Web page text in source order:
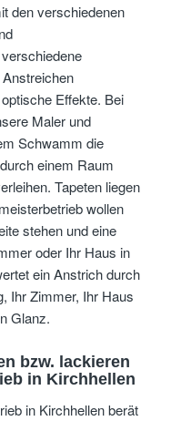
den verschiedenen
Effekte. Bei
Maler und
Schwamm die
einem Raum
Tapeten liegen
wollen
stehen und eine
oder Ihr Haus in
ein Anstrich durch
Ihr Zimmer, Ihr Haus
Glanz.
bzw. lackieren
in Kirchhellen
in Kirchhellen berät